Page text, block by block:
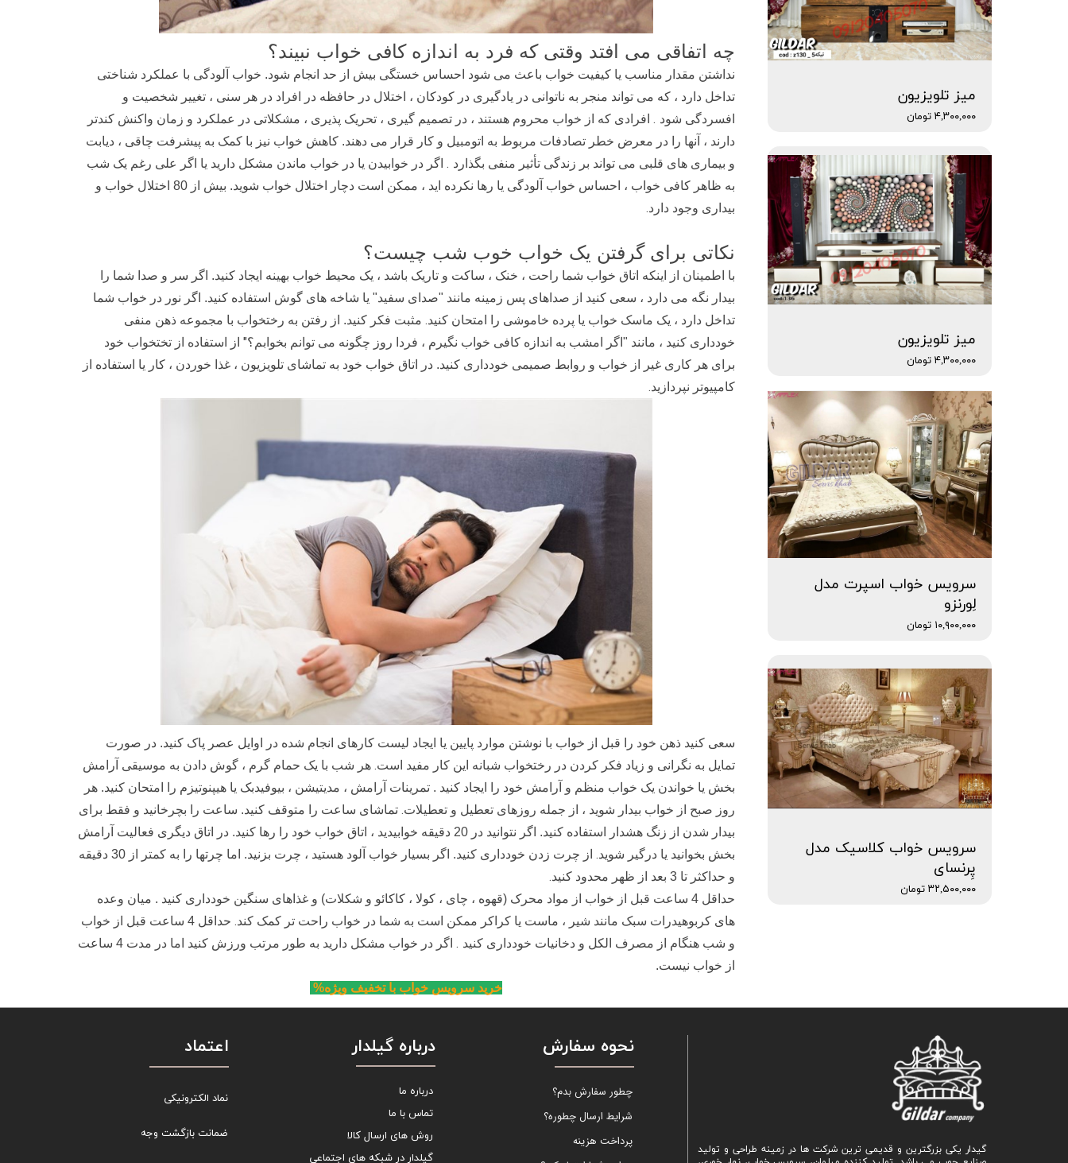
چه اتفاقی می افتد وقتی که فرد به اندازه کافی خواب نبیند؟
نداشتن مقدار مناسب یا کیفیت خواب باعث می شود احساس خستگی بیش از حد انجام شود. خواب آلودگی با عملکرد شناختی
تداخل دارد ، که می تواند منجر به ناتوانی در یادگیری در کودکان ، اختلال در حافظه در افراد در هر سنی ، تغییر شخصیت و
افسردگی شود . افرادی که از خواب محروم هستند ، در تصمیم گیری ، تحریک پذیری ، مشکلاتی در عملکرد و زمان واکنش کندتر
دارند ، آنها را در معرض خطر تصادفات مربوط به اتومبیل و کار قرار می دهند. کاهش خواب نیز با کمک به پیشرفت چاقی ، دیابت
و بیماری های قلبی می تواند بر زندگی تأثیر منفی بگذارد . اگر در خوابیدن یا در خواب ماندن مشکل دارید یا اگر علی رغم یک شب
به ظاهر کافی خواب ، احساس خواب آلودگی یا رها نکرده اید ، ممکن است دچار اختلال خواب شوید. بیش از 80 اختلال خواب و
بیداری وجود دارد.
نکاتی برای گرفتن یک خواب خوب شب چیست؟
با اطمینان از اینکه اتاق خواب شما راحت ، خنک ، ساکت و تاریک باشد ، یک محیط خواب بهینه ایجاد کنید. اگر سر و صدا شما را
بیدار نگه می دارد ، سعی کنید از صداهای پس زمینه مانند "صدای سفید" یا شاخه های گوش استفاده کنید. اگر نور در خواب شما
تداخل دارد ، یک ماسک خواب یا پرده خاموشی را امتحان کنید. مثبت فکر کنید. از رفتن به رختخواب با مجموعه ذهن منفی
خودداری کنید ، مانند "اگر امشب به اندازه کافی خواب نگیرم ، فردا روز چگونه می توانم بخوابم؟" از استفاده از تختخواب خود
برای هر کاری غیر از خواب و روابط صمیمی خودداری کنید. در اتاق خواب خود به تماشای تلویزیون ، غذا خوردن ، کار یا استفاده از
کامپیوتر نپردازید.
سعی کنید ذهن خود را قبل از خواب با نوشتن موارد پایین یا ایجاد لیست کارهای انجام شده در اوایل عصر پاک کنید. در صورت
تمایل به نگرانی و زیاد فکر کردن در رختخواب شبانه این کار مفید است. هر شب با یک حمام گرم ، گوش دادن به موسیقی آرامش
بخش یا خواندن یک خواب منظم و آرامش خود را ایجاد کنید . تمرینات آرامش ، مدیتیشن ، بیوفیدبک یا هیپنوتیزم را امتحان کنید. هر
روز صبح از خواب بیدار شوید ، از جمله روزهای تعطیل و تعطیلات. تماشای ساعت را متوقف کنید. ساعت را بچرخانید و فقط برای
بیدار شدن از زنگ هشدار استفاده کنید. اگر نتوانید در 20 دقیقه خوابیدید ، اتاق خواب خود را رها کنید. در اتاق دیگری فعالیت آرامش
بخش بخوانید یا درگیر شوید.
از چرت زدن خودداری کنید. اگر بسیار خواب آلود هستید ، چرت بزنید. اما چرتها را به کمتر از 30 دقیقه
و حداکثر تا 3 بعد از ظهر محدود کنید
.
حداقل 4 ساعت قبل از خواب از مواد محرک (قهوه ، چای ، کولا ، کاکائو و شکلات) و غذاهای سنگین خودداری کنید . میان وعده
های کربوهیدرات سبک مانند شیر ، ماست یا کراکر ممکن است به شما در خواب راحت تر کمک کند.
حداقل 4 ساعت قبل از خواب
و شب هنگام از مصرف الکل و دخانیات خودداری کنید .
اگر در خواب مشکل دارید به طور مرتب ورزش کنید اما در مدت 4 ساعت
از خواب نیست.
خرید سرویس خواب با تخفیف ویژه%
میز تلویزیون
۴,۳۰۰,۰۰۰ تومان
میز تلویزیون
۴,۳۰۰,۰۰۰ تومان
سرویس خواب اسپرت مدل
لِورنزو
۱۰,۹۰۰,۰۰۰ تومان
سرویس خواب کلاسیک مدل
پِرنسای
۳۲,۵۰۰,۰۰۰ تومان
گیدار یکی بزرگترین و قدیمی ترین شرکت ها در زمینه طراحی و تولید
نحوه سفارش
چطور سفارش بدم؟
شرایط ارسال چطوره؟
پرداخت هزینه
اعتماد
نماد الکترونیکی
ضمانت بازگشت وجه
درباره گیلدار
درباره ما
تماس با ما
روش های ارسال کالا
گیلدار در شبکه های اجتماعی